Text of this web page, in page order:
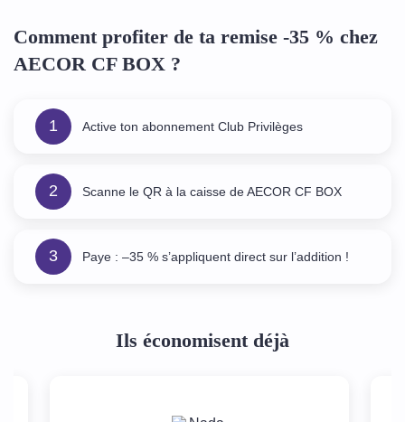
Comment profiter de ta remise -35 % chez
AECOR CF BOX ?
1 Active ton abonnement Club Privilèges
2 Scanne le QR à la caisse de AECOR CF BOX
3 Paye : –35 % s’appliquent direct sur l’addition !
Ils économisent déjà